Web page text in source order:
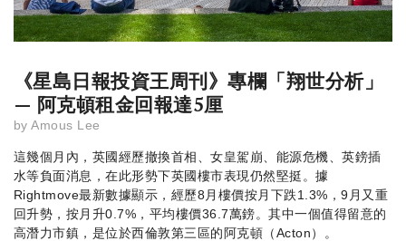
《星島日報投資王周刊》專欄「翔世分析」
— 阿克頓租金回報達5厘
by Amous Lee
這幾個月內，英國經歷撤換首相、女皇駕崩、能源危機、英鎊插
水等負面消息，在此形勢下英國樓市表現仍然堅挺。據
Rightmove最新數據顯示，經歷8月樓價按月下跌1.3%，9月又重
回升勢，按月升0.7%，平均樓價36.7萬鎊。其中一個值得留意的
高潛力市鎮，是位於西倫敦第三區的阿克頓（Acton）。